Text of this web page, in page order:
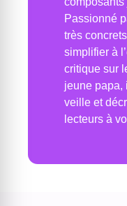
Passionné
très
simplifier à
critique sur
jeune papa,
veille et
lecteurs à